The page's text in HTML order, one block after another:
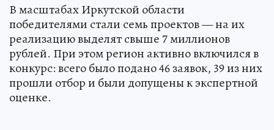
В масштабах Иркутской области
победителями стали семь проектов — на их
реализацию выделят свыше 7 миллионов
рублей. При этом регион активно включился в
конкурс: всего было подано 46 заявок, 39 из них
прошли отбор и были допущены к экспертной
оценке.